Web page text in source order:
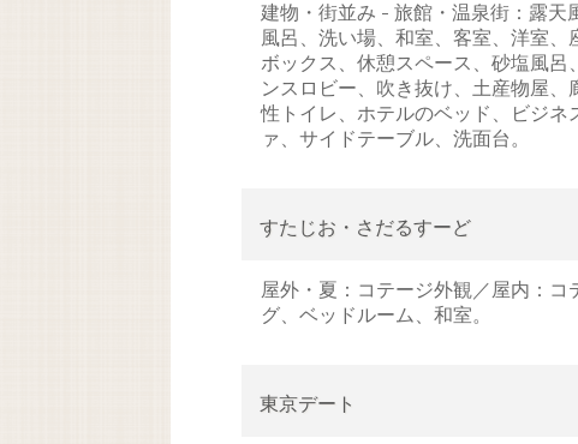
建物・街並み - 旅館・温泉街：露天
風呂、洗い場、和室、客室、洋室
ボックス、休憩スペース、砂塩風
ンスロビー、吹き抜け、土産物屋
性トイレ、ホテルのベッド、ビジ
ァ、サイドテーブル、洗面台。
すたじお・さだるすーど
屋外・夏：コテージ外観／屋内：
グ、ベッドルーム、和室。
東京デート